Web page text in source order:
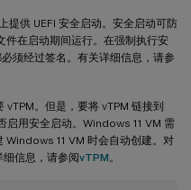
提供 UEFI 安全启动。安全启动可防
件在启动期间运行。在强制执行安
须经过签名。有关详细信息，请参
。但是，要将 vTPM 链接到
启用安全启动。Windows 11 VM 需
Windows 11 VM 时会自动创建。对
信息，请参阅vTPM 。